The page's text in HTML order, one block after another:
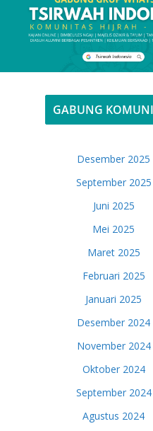
GABUNG
Desember 2025
September 2025
Juni 2025
Mei 2025
Maret 2025
Februari 2025
Januari 2025
Desember 2024
November 2024
Oktober 2024
September 2024
Agustus 2024